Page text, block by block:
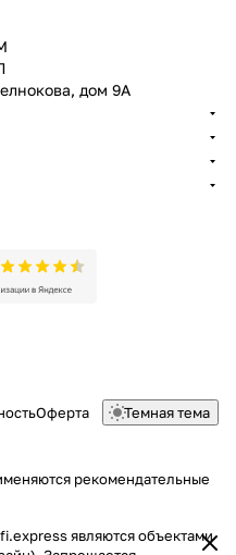
дом 9A
Оферта Темная тема
рекомендательные
являются объектами